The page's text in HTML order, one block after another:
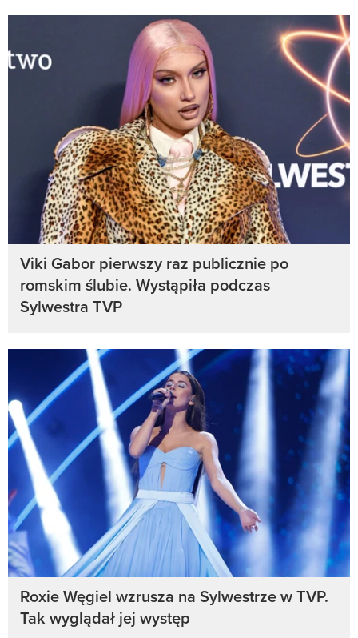
Viki Gabor pierwszy raz publicznie po
romskim ślubie. Wystąpiła podczas
Sylwestra TVP
Roxie Węgiel wzrusza na Sylwestrze w TVP.
Tak wyglądał jej występ